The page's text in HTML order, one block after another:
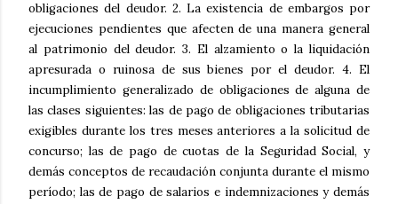
obligaciones del deudor. 2. La existencia de embargos por
ejecuciones pendientes que afecten de una manera general
al patrimonio del deudor. 3. El alzamiento o la liquidación
apresurada o ruinosa de sus bienes por el deudor. 4. El
incumplimiento generalizado de obligaciones de alguna de
las clases siguientes: las de pago de obligaciones tributarias
exigibles durante los tres meses anteriores a la solicitud de
concurso; las de pago de cuotas de la Seguridad Social, y
demás conceptos de recaudación conjunta durante el mismo
período; las de pago de salarios e indemnizaciones y demás